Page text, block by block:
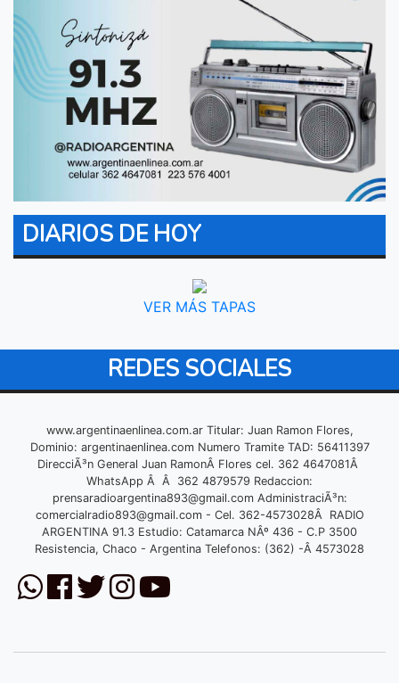
DIARIOS DE HOY
VER MÁS TAPAS
REDES SOCIALES
www.argentinaenlinea.com.ar Titular: Juan Ramon Flores,
Dominio: argentinaenlinea.com Numero Tramite TAD: 56411397
DirecciÃ³n General Juan RamonÂ Flores cel. 362 4647081Â
WhatsApp Â Â 362 4879579 Redaccion:
prensaradioargentina893@gmail.comAdministraciÃ³n:
comercialradio893@gmail.com- Cel. 362-4573028Â RADIO
ARGENTINA 91.3 Estudio: Catamarca NÂº 436 - C.P 3500
Resistencia, Chaco - Argentina Telefonos: (362) -Â 4573028